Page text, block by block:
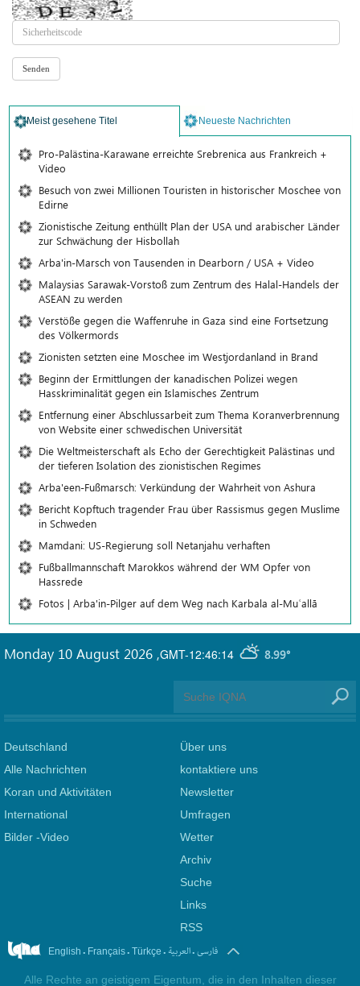
Meist gesehene Titel Neueste Nachrichten
Pro-Palästina-Karawane erreichte Srebrenica aus Frankreich +
Video
Besuch von zwei Millionen Touristen in historischer Moschee von
Edirne
Zionistische Zeitung enthüllt Plan der USA und arabischer Länder
zur Schwächung der Hisbollah
Arba'in-Marsch von Tausenden in Dearborn / USA + Video
Malaysias Sarawak-Vorstoß zum Zentrum des Halal-Handels der
ASEAN zu werden
Verstöße gegen die Waffenruhe in Gaza sind eine Fortsetzung
des Völkermords
Zionisten setzten eine Moschee im Westjordanland in Brand
Beginn der Ermittlungen der kanadischen Polizei wegen
Hasskriminalität gegen ein Islamisches Zentrum
Entfernung einer Abschlussarbeit zum Thema Koranverbrennung
von Website einer schwedischen Universität
Die Weltmeisterschaft als Echo der Gerechtigkeit Palästinas und
der tieferen Isolation des zionistischen Regimes
Arba'een-Fußmarsch: Verkündung der Wahrheit von Ashura
Bericht Kopftuch tragender Frau über Rassismus gegen Muslime
in Schweden
Mamdani: US-Regierung soll Netanjahu verhaften
Fußballmannschaft Marokkos während der WM Opfer von
Hassrede
Fotos | Arba'in-Pilger auf dem Weg nach Karbala al-Muʿallā
GMT-12:46:14 8.99°
Monday 10 August 2026 ,
Deutschland
Alle Nachrichten
Koran und Aktivitäten
International
Bilder -Video
Über uns
kontaktiere uns
Newsletter
Umfragen
Wetter
Archiv
Suche
Links
RSS
English . Français. Türkçe . العربیة.فارسی
Alle Rechte an geistigem Eigentum, die in den Inhalten dieser